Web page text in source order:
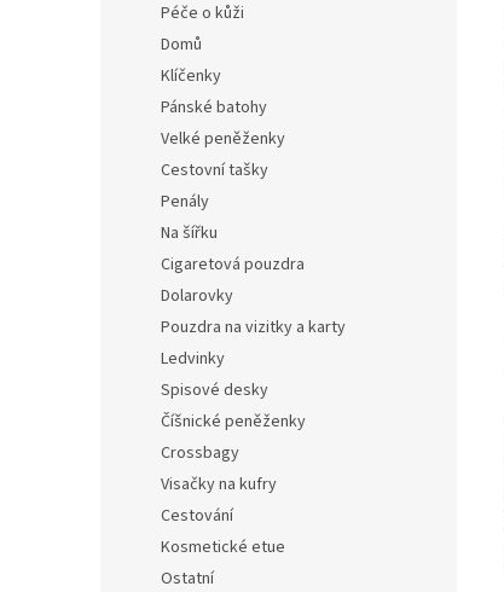
Péče o kůži
Domů
Klíčenky
Pánské batohy
Velké peněženky
Cestovní tašky
Penály
Na šířku
Cigaretová pouzdra
Dolarovky
Pouzdra na vizitky a karty
Ledvinky
Spisové desky
Číšnické peněženky
Crossbagy
Visačky na kufry
Cestování
Kosmetické etue
Ostatní